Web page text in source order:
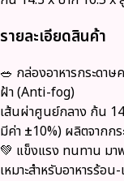
รายละเอียดสินค้า
🥗 กล่องอาหารกระดา
ฝ้า (Anti-fog)
เส้นผ่าศูนย์กลาง ก้น
มีค่า ±10%) ผลิตจากกร
💚 แข็งแรง ทนทาน ม
เหมาะสำหรับอาหารร้อ